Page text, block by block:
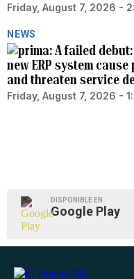
Friday, August 7, 2026 -
NEWS
A failed
new ERP system
and threaten service
Friday, August 7, 2026 -
DISPONIBLE EN
Google Play